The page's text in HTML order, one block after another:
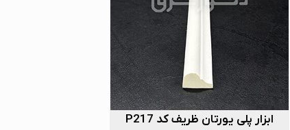
ابزار پلی یورتان ظریف کد P217